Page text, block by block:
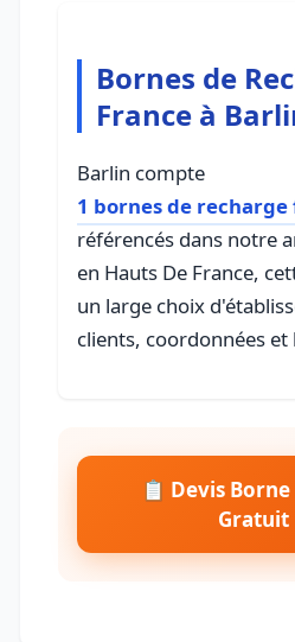
Bornes de
France à
Barlin compte
1 bornes de
référencés dans notre
en Hauts De France,
un large choix
clients, coordonnées et
📋 Devis